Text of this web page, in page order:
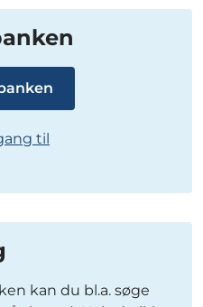
til
kan du bl.a. søge